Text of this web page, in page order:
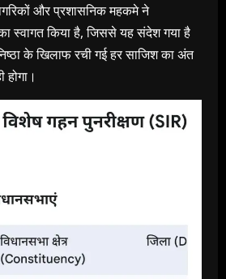
और प्रशासनिक महकमे ने
स्वागत किया है, जिससे यह संदेश गया है
के खिलाफ रची गई हर साजिश का अंत